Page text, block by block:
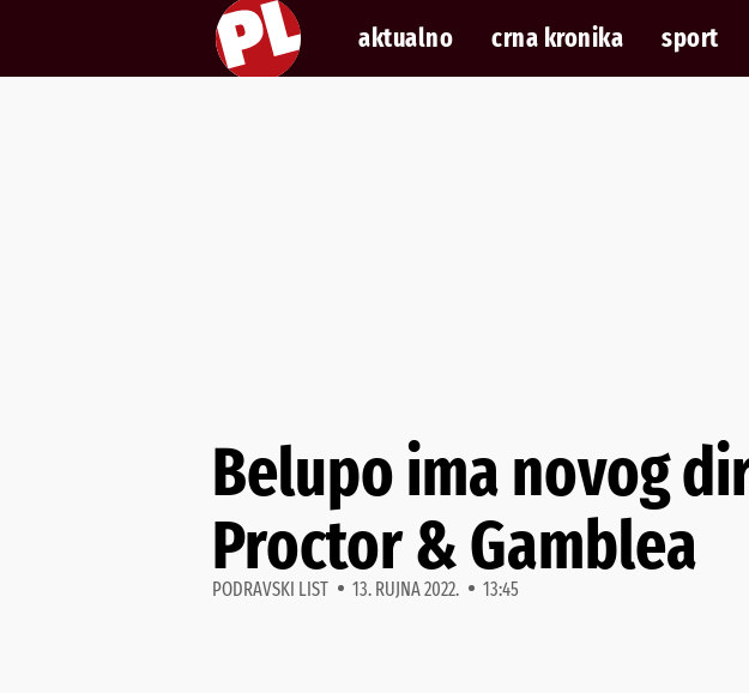
aktualno crna kronika sport
Belupo ima novog
Proctor & Gamblea
PODRAVSKI LIST 13. RUJNA 2022. 13:45